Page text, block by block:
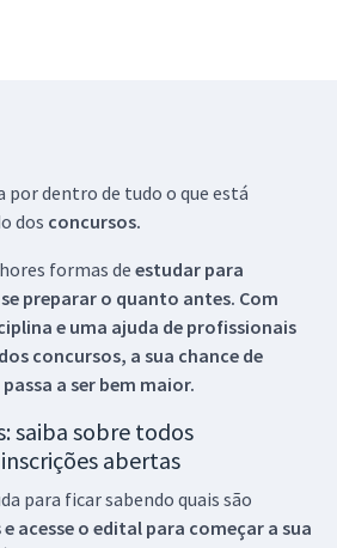
por dentro de tudo o que está
dos concursos.
formas de estudar para
preparar o quanto antes. Com
e uma ajuda de profissionais
concursos, a sua chance de
a ser bem maior.
saiba sobre todos
abertas
para ficar sabendo quais são
acesse o edital para começar a sua